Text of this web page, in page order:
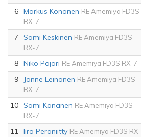
6 Markus Könönen RE Amemiya FD3S
RX-7
7 Sami Keskinen RE Amemiya FD3S
RX-7
8 Niko Pajari RE Amemiya FD3S RX-7
9
Janne Leinonen RE Amemiya FD3S
RX-7
10 Sami Kananen RE Amemiya FD3S
RX-7
11 Iiro Peräniitty RE Amemiya FD3S RX-